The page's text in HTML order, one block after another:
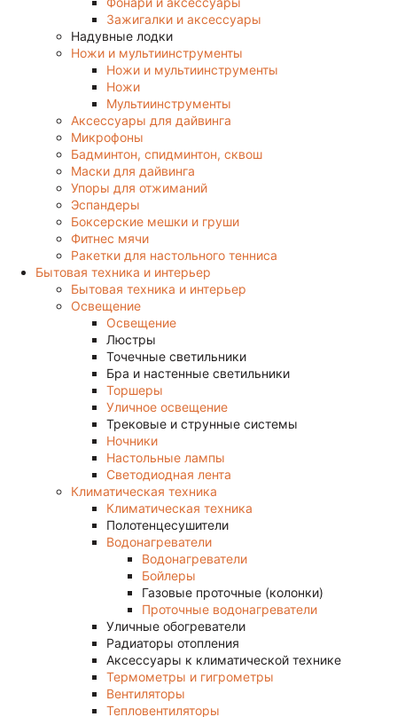
Зажигалки и аксессуары
Надувные лодки
Ножи и мультиинструменты
Ножи и мультиинструменты
Ножи
Мультиинструменты
Аксессуары для дайвинга
Микрофоны
Бадминтон, спидминтон, сквош
Маски для дайвинга
Упоры для отжиманий
Эспандеры
Боксерские мешки и груши
Фитнес мячи
Ракетки для настольного тенниса
Бытовая техника и интерьер
Бытовая техника и интерьер
Освещение
Освещение
Люстры
Точечные светильники
Бра и настенные светильники
Торшеры
Уличное освещение
Трековые и струнные системы
Ночники
Настольные лампы
Светодиодная лента
Климатическая техника
Климатическая техника
Полотенцесушители
Водонагреватели
Водонагреватели
Бойлеры
Газовые проточные (колонки)
Проточные водонагреватели
Уличные обогреватели
Радиаторы отопления
Аксессуары к климатической технике
Термометры и гигрометры
Вентиляторы
Тепловентиляторы